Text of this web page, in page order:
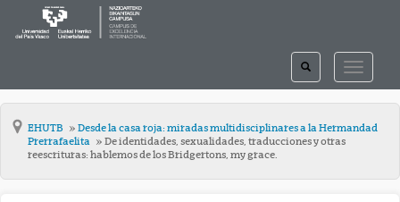
TOGGLE
TOGGLE
SEARCH
EHUTB
Desde la casa roja: miradas multidisciplinares a la Hermandad
Prerrafaelita
De identidades, sexualidades, traducciones y otras
reescrituras: hablemos de los Bridgertons, my grace.